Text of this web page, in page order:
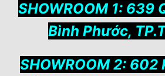
SHOWROOM 1: 639
Bình Phước,
SHOWROOM 2: